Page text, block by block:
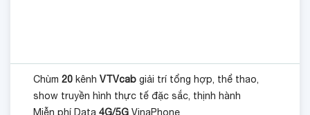
Chùm20 kênhVTVcab giải trí tổng hợp, thể thao,
show truyền hình thực tế đặc sắc, thịnh hành
Miễn phí Data4G/5GVinaPhone